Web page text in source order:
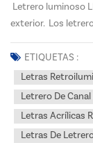
Letrero luminoso
exterior. Los
son letreros
para publicidad
identificación de
ETIQUETAS :
Letras
Letrero De Canal
Letras Acrílicas
Letras De